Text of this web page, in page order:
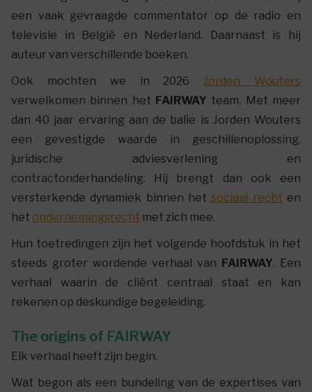
een vaak gevraagde commentator op de radio en
televisie in België en Nederland. Daarnaast is hij
auteur van verschillende boeken.
Ook mochten we in 2026 Jorden Wouters
verwelkomen binnen het FAIRWAY team. Met meer
dan 40 jaar ervaring aan de balie is Jorden Wouters
een gevestigde waarde in geschillenoplossing,
juridische adviesverlening en
contractonderhandeling. Hij brengt dan ook een
versterkende dynamiek binnen hetsociaal recht en
het ondernemingsrecht met zich mee.
Hun toetredingen zijn het volgende hoofdstuk in het
steeds groter wordende verhaal van FAIRWAY. Een
verhaal waarin de cliënt centraal staat en kan
rekenen op deskundige begeleiding.
The origins of FAIRWAY
Elk verhaal heeft zijn begin.
Wat begon als een bundeling van de expertises van